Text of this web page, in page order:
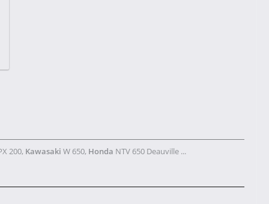
200, Kawasaki W 650, Honda NTV 650 Deauville ...